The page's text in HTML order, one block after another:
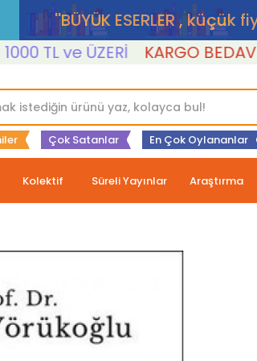
''BÜYÜK ESERLER , küçük
TL ve ÜZERİ KARGO BEDAVA
Çok Satanlar En Çok Oylananlar
Kolektif Süreli Yayınlar Araştırma